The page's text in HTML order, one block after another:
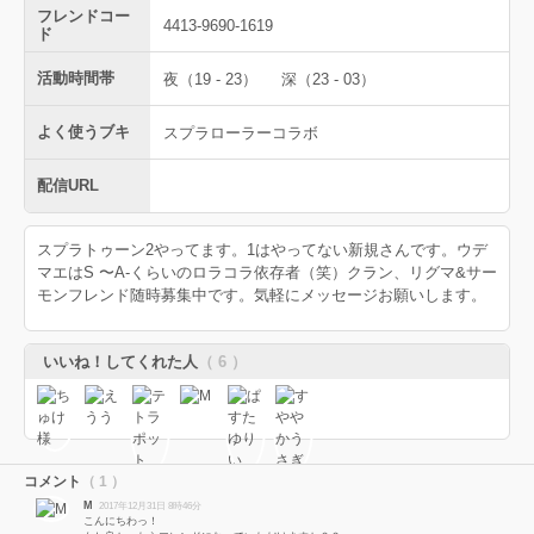
フレンドコー
ド
4413-9690-1619
活動時間帯 夜（19 - 23） 深（23 - 03）
よく使うブキ スプラローラーコラボ
配信URL
スプラトゥーン2やってます。1はやってない新規さんです。ウデ
マエはS 〜A-くらいのロラコラ依存者（笑）クラン、リグマ&サー
モンフレンド随時募集中です。気軽にメッセージお願いします。
いいね！してくれた人 （ 6 ）
コメント （ 1 ）
M 2017年12月31日 8時46分
こんにちわっ！